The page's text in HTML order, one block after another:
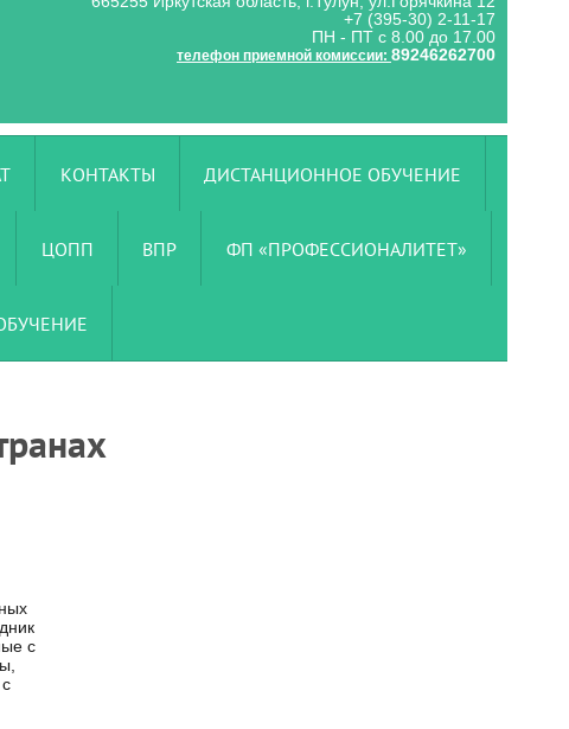
+7 (395-30) 2-11-17
ПН - ПТ с 8.00 до 17.00
телефон приемной комиссии: 89246262700
КОНТАКТЫ ДИСТАНЦИОННОЕ ОБУЧЕНИЕ
ЦОПП ВПР ФП «ПРОФЕССИОНАЛИТЕТ»
с